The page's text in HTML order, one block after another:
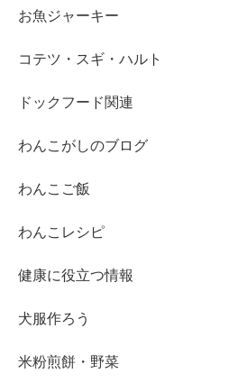
お魚ジャーキー
コテツ・スギ・ハルト
ドックフード関連
わんこがしのブログ
わんこご飯
わんこレシピ
健康に役立つ情報
犬服作ろう
米粉煎餅・野菜